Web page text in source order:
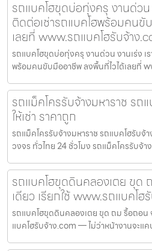
รถแบคโฮขุดบ่อทุ่งครุ งานด่วน
ติดต่อเช่ารถแบคโฮพร้อมคนขั
เลยที่ www.รถแบคโฮรับจ้าง
รถแบคโฮขุดบ่อทุ่งครุ งานด่วน งานเร่ง เ
พร้อมคนขับมืออาชีพ ลงพื้นที่ไวได้เลยที่
รถแม็คโครรับจ้างมหาราช รถ
ให้เช่า ราคาถูก
รถแม็คโครรับจ้างมหาราช รถแบคโฮรับจ้
วงจร ทั่วไทย 24 ชั่วโมง รถแม็คโครรับจ้า
รถแบคโฮขุดดินคลองเตย ขุด
เดียว เรียกใช้ www.รถแบคโฮ
รถแบคโฮขุดดินคลองเตย ขุด ถม รื้อถอน
แบคโฮรับจ้าง.com — ไม่ว่าหน้างานจะแ